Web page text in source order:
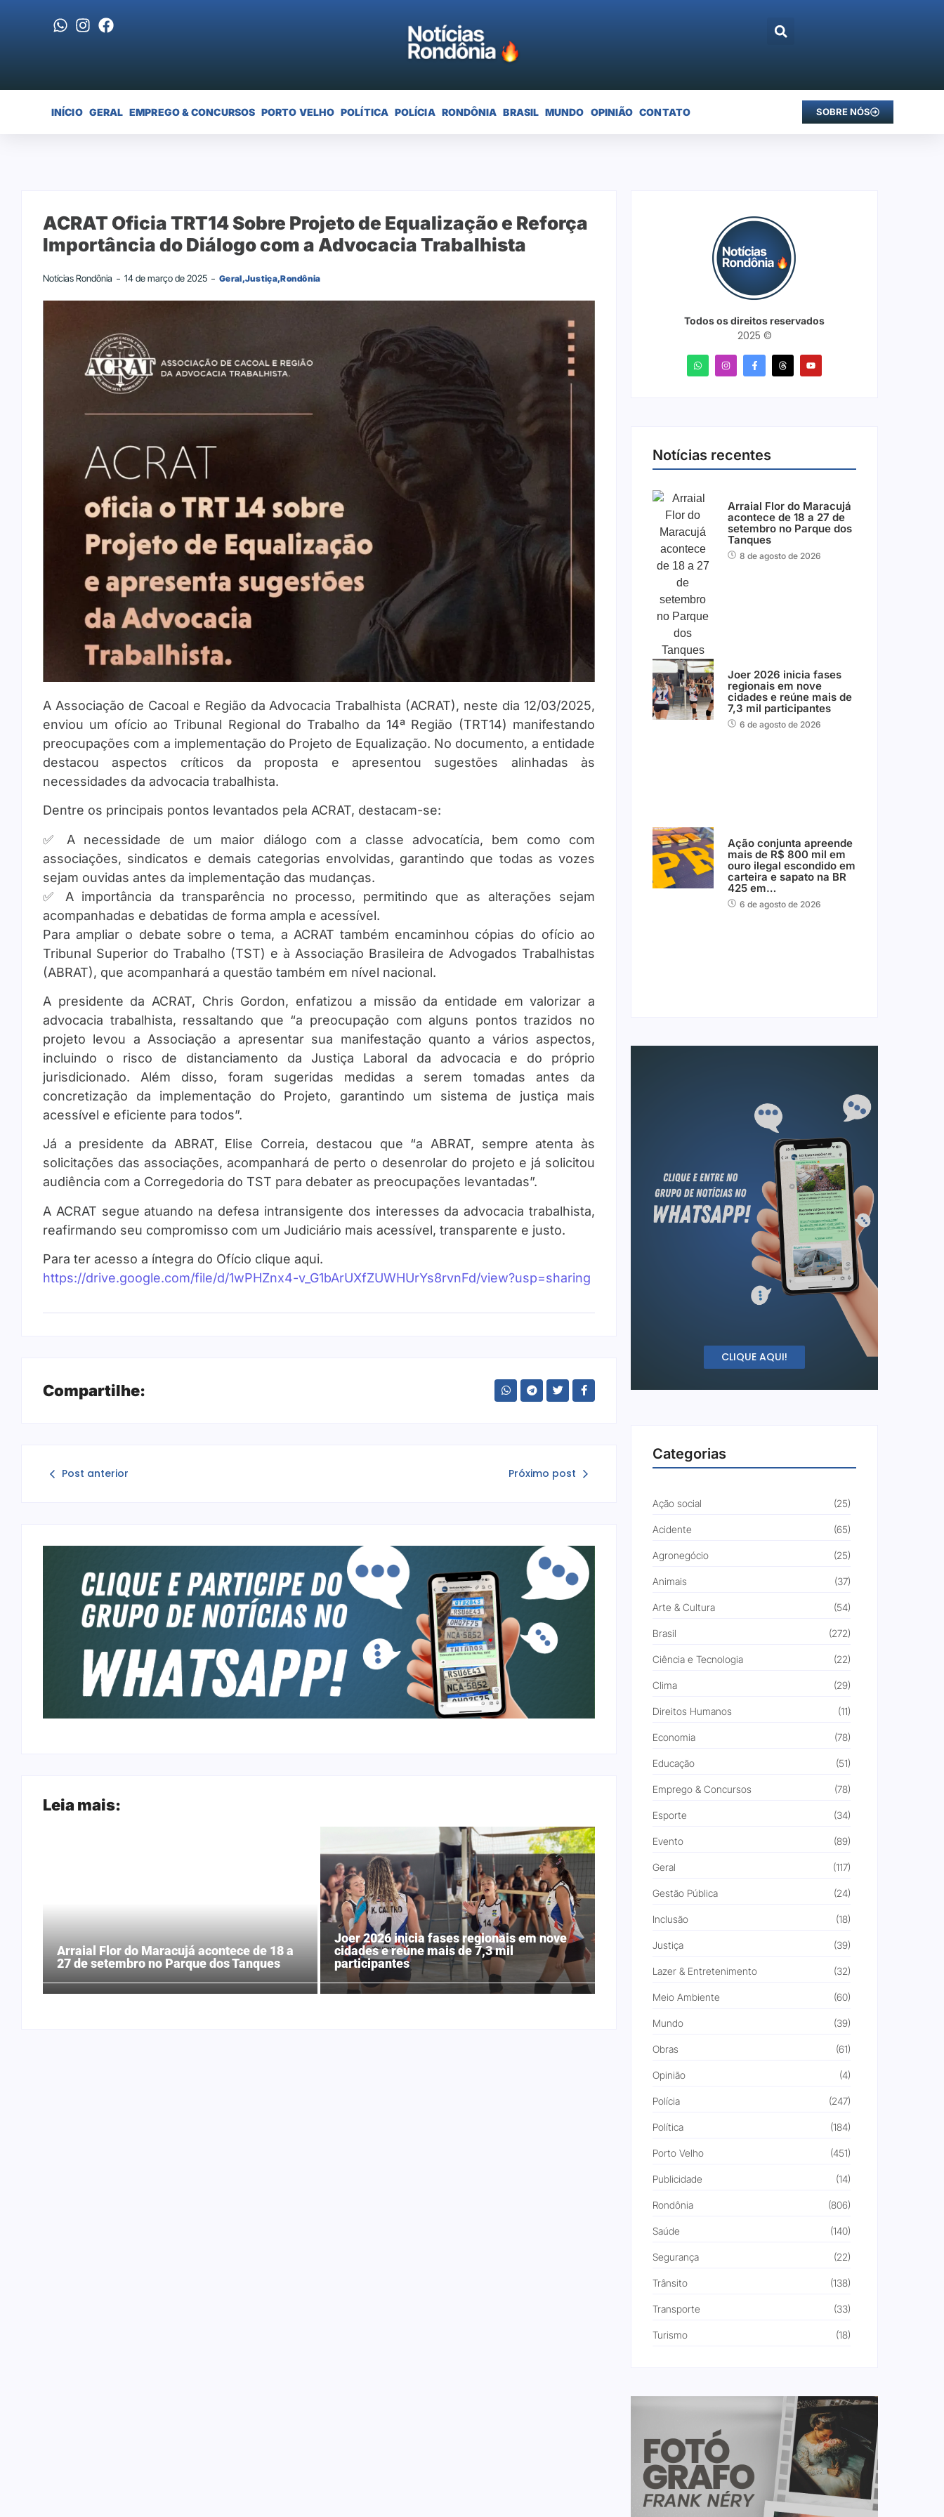
INÍCIO GERAL EMPREGO & CONCURSOS PORTO VELHO POLÍTICA POLÍCIA RONDÔNIA BRASIL MUNDO OPINIÃO CONTATO SOBRE NÓS
ACRAT Oficia TRT14 Sobre Projeto de Equalização e Reforça
Importância do Diálogo com a Advocacia Trabalhista
Notícias Rondônia 14 de março de 2025 Geral,Justiça,Rondônia
A Associação de Cacoal e Região da Advocacia Trabalhista (ACRAT), neste dia 12/03/2025,
enviou um ofício ao Tribunal Regional do Trabalho da 14ª Região (TRT14) manifestando
preocupações com a implementação do Projeto de Equalização. No documento, a entidade
destacou aspectos críticos da proposta e apresentou sugestões alinhadas às
necessidades da advocacia trabalhista.
Dentre os principais pontos levantados pela ACRAT, destacam-se:
✅ A necessidade de um maior diálogo com a classe advocatícia, bem como com
associações, sindicatos e demais categorias envolvidas, garantindo que todas as vozes
sejam ouvidas antes da implementação das mudanças.
✅ A importância da transparência no processo, permitindo que as alterações sejam
acompanhadas e debatidas de forma ampla e acessível.
Para ampliar o debate sobre o tema, a ACRAT também encaminhou cópias do ofício ao
Tribunal Superior do Trabalho (TST) e à Associação Brasileira de Advogados Trabalhistas
(ABRAT), que acompanhará a questão também em nível nacional.
A presidente da ACRAT, Chris Gordon, enfatizou a missão da entidade em valorizar a
advocacia trabalhista, ressaltando que “a preocupação com alguns pontos trazidos no
projeto levou a Associação a apresentar sua manifestação quanto a vários aspectos,
incluindo o risco de distanciamento da Justiça Laboral da advocacia e do próprio
jurisdicionado. Além disso, foram sugeridas medidas a serem tomadas antes da
concretização da implementação do Projeto, garantindo um sistema de justiça mais
acessível e eficiente para todos”.
Já a presidente da ABRAT, Elise Correia, destacou que “a ABRAT, sempre atenta às
solicitações das associações, acompanhará de perto o desenrolar do projeto e já solicitou
audiência com a Corregedoria do TST para debater as preocupações levantadas”.
A ACRAT segue atuando na defesa intransigente dos interesses da advocacia trabalhista,
reafirmando seu compromisso com um Judiciário mais acessível, transparente e justo.
Para ter acesso a íntegra do Ofício clique aqui.
https://drive.google.com/file/d/1wPHZnx4-v_G1bArUXfZUWHUrYs8rvnFd/view?usp=sharing
Compartilhe:
Post anterior Próximo post
Leia mais:
Arraial Flor do Maracujá acontece de 18 a
27 de setembro no Parque dos Tanques
Joer 2026 inicia fases regionais em nove
cidades e reúne mais de 7,3 mil
participantes
Todos os direitos reservados
2025 ©
Notícias recentes
Arraial Flor do Maracujá
acontece de 18 a 27 de
setembro no Parque dos
Tanques
8 de agosto de 2026
Joer 2026 inicia fases
regionais em nove
cidades e reúne mais de
7,3 mil participantes
6 de agosto de 2026
Ação conjunta apreende
mais de R$ 800 mil em
ouro ilegal escondido em
carteira e sapato na BR
425 em…
6 de agosto de 2026
CLIQUE AQUI!
Categorias
Ação social (25)
Acidente (65)
Agronegócio (25)
Animais (37)
Arte & Cultura (54)
Brasil (272)
Ciência e Tecnologia (22)
Clima (29)
Direitos Humanos (11)
Economia (78)
Educação (51)
Emprego & Concursos (78)
Esporte (34)
Evento (89)
Geral (117)
Gestão Pública (24)
Inclusão (18)
Justiça (39)
Lazer & Entretenimento (32)
Meio Ambiente (60)
Mundo (39)
Obras (61)
Opinião (4)
Polícia (247)
Política (184)
Porto Velho (451)
Publicidade (14)
Rondônia (806)
Saúde (140)
Segurança (22)
Trânsito (138)
Transporte (33)
Turismo (18)